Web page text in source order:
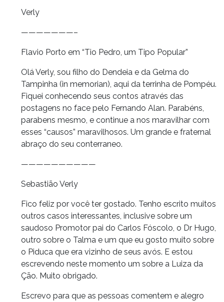
Verly
———————–
Flavio Porto em “Tio Pedro, um Tipo Popular”
Olá Verly, sou filho do Dendeia e da Gelma do
Tampinha (in memorian), aqui da terrinha de Pompéu.
Fiquei conhecendo seus contos através das
postagens no face pelo Fernando Alan. Parabéns,
parabens mesmo, e continue a nos maravilhar com
esses “causos” maravilhosos. Um grande e fraternal
abraço do seu conterraneo.
——————————
Sebastião Verly
Fico feliz por você ter gostado. Tenho escrito muitos
outros casos interessantes, inclusive sobre um
saudoso Promotor pai do Carlos Fóscolo, o Dr Hugo,
outro sobre o Talma e um que eu gosto muito sobre
o Piduca que era vizinho de seus avós. E estou
escrevendo neste momento um sobre a Luiza da
Ção. Muito obrigado.
Escrevo para que as pessoas comentem e alegro